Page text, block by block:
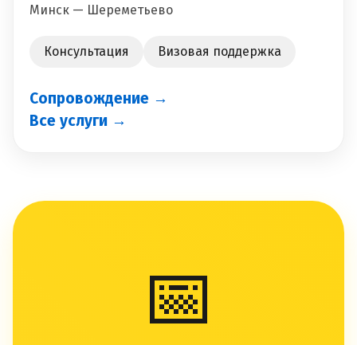
Минск — Шереметьево
Консультация Визовая поддержка
Сопровождение →
Все услуги →
📅